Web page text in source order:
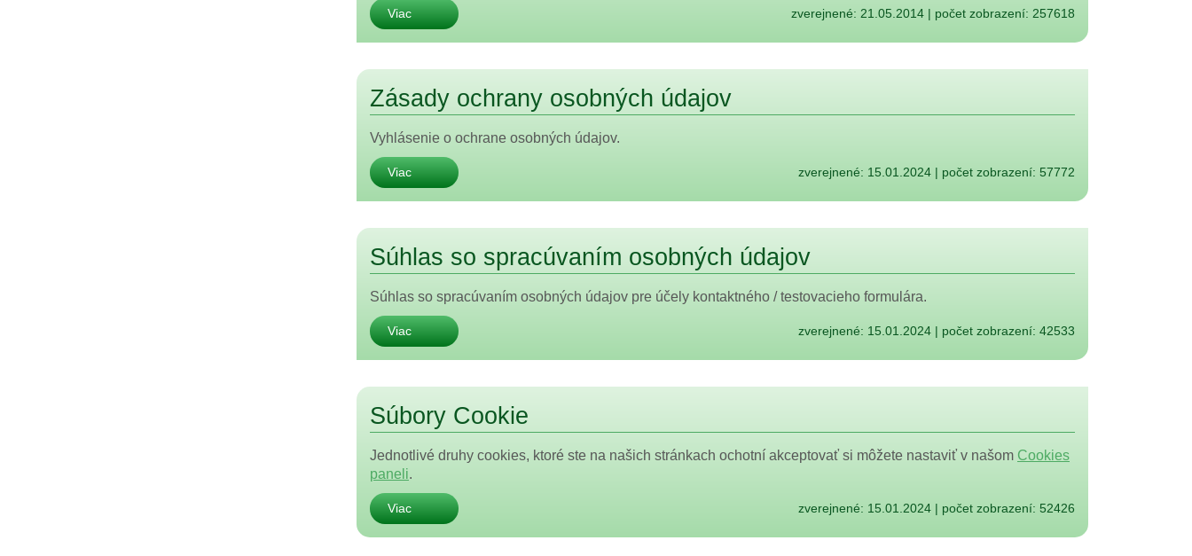
Viac zverejnené: 21.05.2014 | počet zobrazení: 257618
Zásady ochrany osobných údajov
Vyhlásenie o ochrane osobných údajov.
Viac zverejnené: 15.01.2024 | počet zobrazení: 57772
Súhlas so spracúvaním osobných údajov
Súhlas so spracúvaním osobných údajov pre účely kontaktného / testovacieho formulára.
Viac zverejnené: 15.01.2024 | počet zobrazení: 42533
Súbory Cookie
Jednotlivé druhy cookies, ktoré ste na našich stránkach ochotní akceptovať si môžete nastaviť v našom Cookies
paneli.
Viac zverejnené: 15.01.2024 | počet zobrazení: 52426